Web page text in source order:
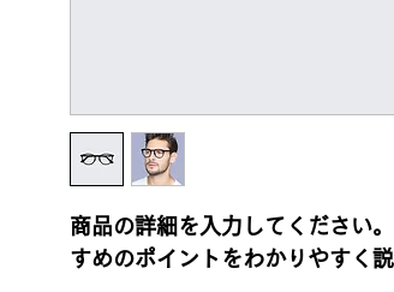
商品の詳細を入力してください
すめのポイントをわかりやすく説